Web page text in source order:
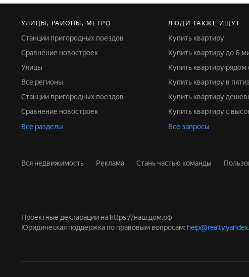
УЛИЦЫ, РАЙОНЫ, МЕТРО
Станции пригородных поездов
Сравнение новостроек
Улицы
Все регионы
Станции пригородных поездов
Сравнение новостроек
Все разделы
ЛЮДИ ТАКЖЕ ИЩУТ
Купить квартиру
Купить квартиру до 6
Купить квартиру
Купить квартиру в
Купить квартиру
Купить квартиру с
Все запросы
Вся недвижимость Реклама Стань частью команды
Проектные декларации на https://наш.дом.рф
Юридическая поддержка по правовым вопросам: